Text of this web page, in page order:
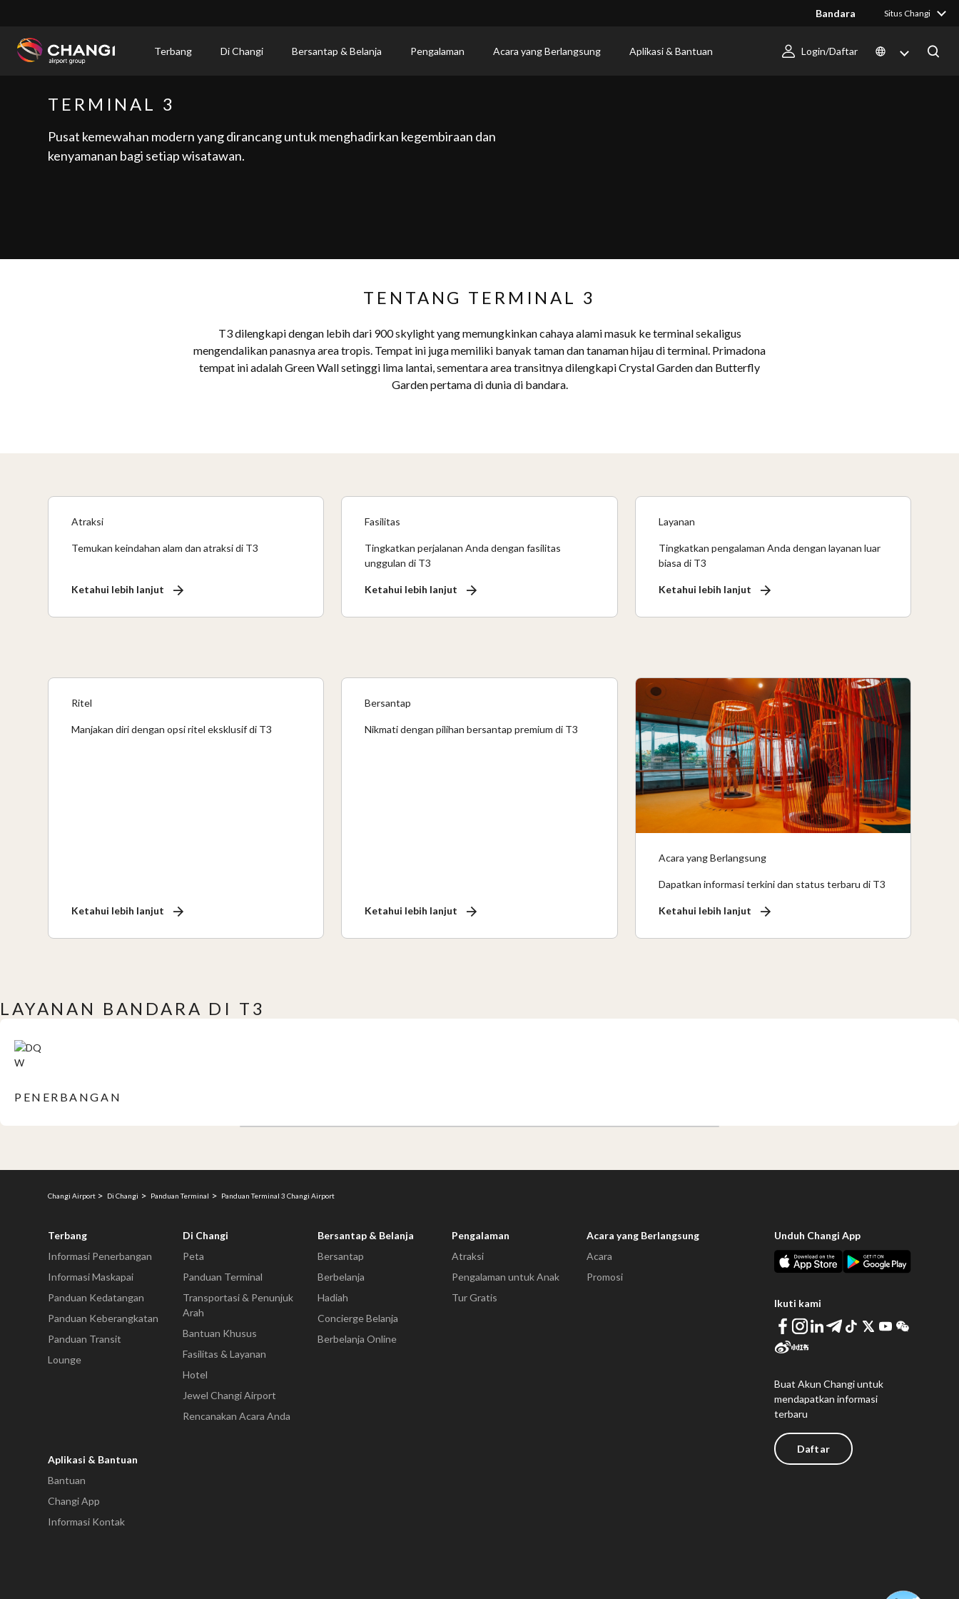
Bandara Situs Changi
Terbang Di Changi Bersantap & Belanja Pengalaman Acara yang Berlangsung Aplikasi & Bantuan Login/Daftar
Changi
Language
TERMINAL 3
Pusat kemewahan modern yang dirancang untuk menghadirkan kegembiraan dan
kenyamanan bagi setiap wisatawan.
TENTANG TERMINAL 3
T3 dilengkapi dengan lebih dari 900 skylight yang memungkinkan cahaya alami masuk ke terminal sekaligus
mengendalikan panasnya area tropis. Tempat ini juga memiliki banyak taman dan tanaman hijau di terminal. Primadona
tempat ini adalah Green Wall setinggi lima lantai, sementara area transitnya dilengkapi Crystal Garden dan Butterfly
Garden pertama di dunia di bandara.
Atraksi
Temukan keindahan alam dan atraksi di T3
Ketahui lebih lanjut
Fasilitas
Tingkatkan perjalanan Anda dengan fasilitas
unggulan di T3
Ketahui lebih lanjut
Layanan
Tingkatkan pengalaman Anda dengan layanan luar
biasa di T3
Ketahui lebih lanjut
Ritel
Manjakan diri dengan opsi ritel eksklusif di T3
Ketahui lebih lanjut
Bersantap
Nikmati dengan pilihan bersantap premium di T3
Ketahui lebih lanjut
Acara yang Berlangsung
Dapatkan informasi terkini dan status terbaru di T3
Ketahui lebih lanjut
LAYANAN BANDARA DI T3
PENERBANGAN
Changi Airport Di Changi Panduan Terminal Panduan Terminal 3 Changi Airport
Terbang
Informasi Penerbangan
Informasi Maskapai
Panduan Kedatangan
Panduan Keberangkatan
Panduan Transit
Lounge
Di Changi
Peta
Panduan Terminal
Transportasi & Penunjuk
Arah
Bantuan Khusus
Fasilitas & Layanan
Hotel
Jewel Changi Airport
Rencanakan Acara Anda
Bersantap & Belanja
Bersantap
Berbelanja
Hadiah
Concierge Belanja
Berbelanja Online
Pengalaman
Atraksi
Pengalaman untuk Anak
Tur Gratis
Acara yang Berlangsung
Acara
Promosi
Aplikasi & Bantuan
Bantuan
Changi App
Informasi Kontak
Unduh Changi App
Ikuti kami
Buat Akun Changi untuk
mendapatkan informasi
terbaru
Daftar